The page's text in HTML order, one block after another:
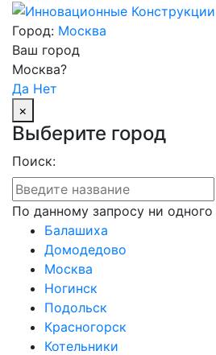
Город: Москва
Ваш город
Москва?
Да Нет
×
Выберите город
Поиск:
По данному запросу ни
Балашиха
Домодедово
Москва
Ногинск
Подольск
Красногорск
Котельники